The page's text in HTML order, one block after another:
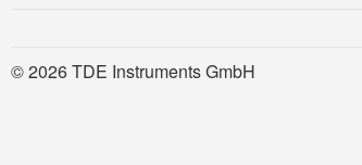
© 2026 TDE Instruments GmbH